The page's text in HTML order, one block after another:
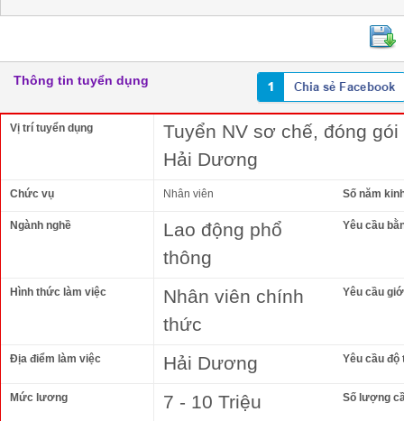
Thông tin tuyển dụng
Vị trí tuyển dụng
Tuyển NV sơ chế, đóng
Hải Dương
Chức vụ Nhân viên Số năm
Ngành nghề
Lao động phổ
thông
Yêu cầu
Hình thức làm việc
Nhân viên chính
thức
Yêu cầu
Địa điểm làm việc Hải Dương Yêu cầu độ
Mức lương 7 - 10 Triệu Số lượng